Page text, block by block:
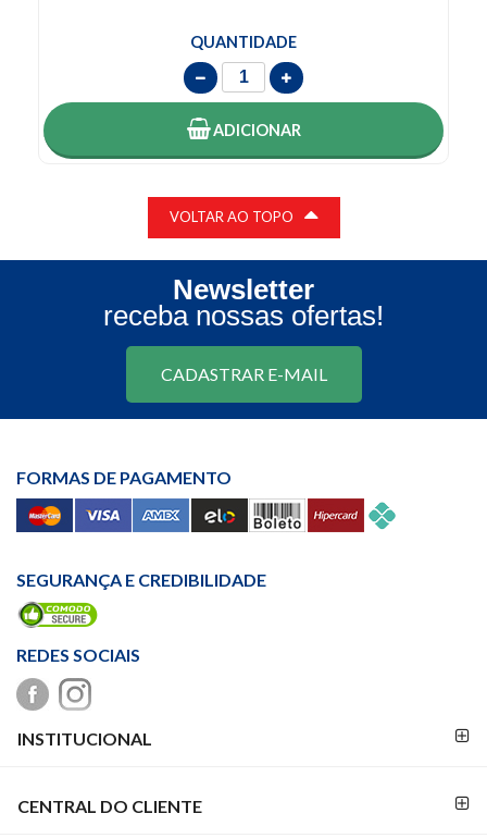
QUANTIDADE
ADICIONAR
VOLTAR AO TOPO
Newsletter
receba nossas ofertas!
CADASTRAR E-MAIL
FORMAS DE PAGAMENTO
SEGURANÇA E CREDIBILIDADE
REDES SOCIAIS
PAGAMENTO
INSTITUCIONAL
CENTRAL DO CLIENTE